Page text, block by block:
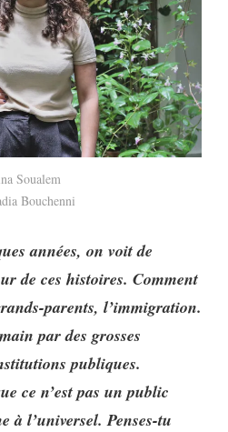
Soualem
Bouchenni
années, on voit de
de ces histoires. Comment
parents, l’immigration.
par des grosses
publiques.
ce n’est pas un public
à l’universel. Penses-tu